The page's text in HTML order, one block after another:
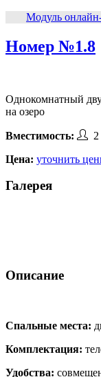
Модуль
Номер №1.8
Однокомнатный
на озеро
Вместимость: 2
Цена: уточнить
Галерея
Описание
Спальные места:
Комплектация:
Удобства: